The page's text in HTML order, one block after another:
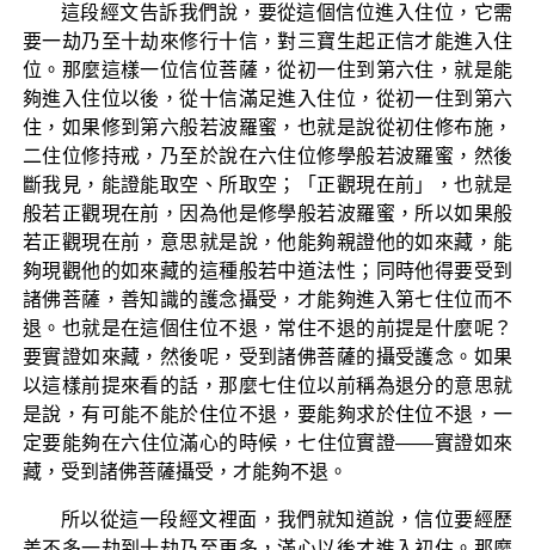
這段經文告訴我們說，要從這個信位進入住位，它需
要一劫乃至十劫來修行十信，對三寶生起正信才能進入住
位。那麼這樣一位信位菩薩，從初一住到第六住，就是能
夠進入住位以後，從十信滿足進入住位，從初一住到第六
住，如果修到第六般若波羅蜜，也就是說從初住修布施，
二住位修持戒，乃至於說在六住位修學般若波羅蜜，然後
斷我見，能證能取空、所取空；「正觀現在前」，也就是
般若正觀現在前，因為他是修學般若波羅蜜，所以如果般
若正觀現在前，意思就是說，他能夠親證他的如來藏，能
夠現觀他的如來藏的這種般若中道法性；同時他得要受到
諸佛菩薩，善知識的護念攝受，才能夠進入第七住位而不
退。也就是在這個住位不退，常住不退的前提是什麼呢？
要實證如來藏，然後呢，受到諸佛菩薩的攝受護念。如果
以這樣前提來看的話，那麼七住位以前稱為退分的意思就
是說，有可能不能於住位不退，要能夠求於住位不退，一
定要能夠在六住位滿心的時候，七住位實證——實證如來
藏，受到諸佛菩薩攝受，才能夠不退。
所以從這一段經文裡面，我們就知道說，信位要經歷